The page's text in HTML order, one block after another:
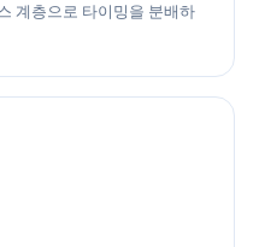
계층으로 타이밍을 분배하